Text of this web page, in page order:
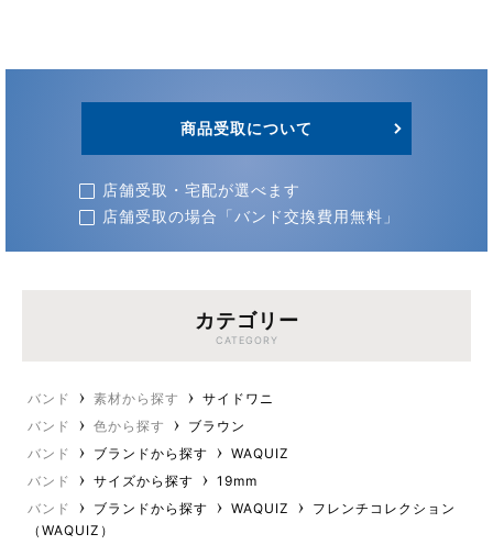
商品受取について
店舗受取・宅配が選べます
店舗受取の場合「バンド交換費用無料」
カテゴリー
CATEGORY
バンド 素材から探す
サイドワニ
バンド
色から探す
ブラウン
バンド
ブランドから探す
WAQUIZ
バンド
サイズから探す
19mm
バンド
ブランドから探す WAQUIZ
フレンチコレクション
（WAQUIZ）